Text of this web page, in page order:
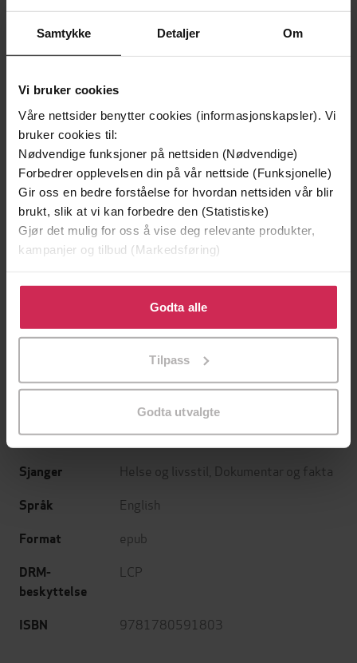
Samtykke Detaljer Om
Vi bruker cookies
Våre nettsider benytter cookies (informasjonskapsler). Vi
bruker cookies til:
Nødvendige funksjoner på nettsiden (Nødvendige)
Forbedrer opplevelsen din på vår nettside (Funksjonelle)
Gir oss en bedre forståelse for hvordan nettsiden vår blir
brukt, slik at vi kan forbedre den (Statistiske)
Gjør det mulig for oss å vise deg relevante produkter,
kampanjer og tilbud (Markedsføring)
Klikk på «Godta alle» for å gi oss ditt samtykke til å
bruke cookies for alle disse formålene. Du kan også
tilpasse ditt samtykke til spesifikke formål ved å klikke
Godta alle
Tilpass
Godta utvalgte
199,-
Minnesota
Jo Nesbø
EBOK
349,-
Utskudd
Jørn Lier Horst
EBOK
work
Jeremy Lazarus
Hodder & Stoughton
Utgitt 23.09.2013
Sjanger Helse og livsstil Dokumentar og fakta
Språk English
Format epub
DRM-
beskyttelse
LCP
ISBN 9781780591803